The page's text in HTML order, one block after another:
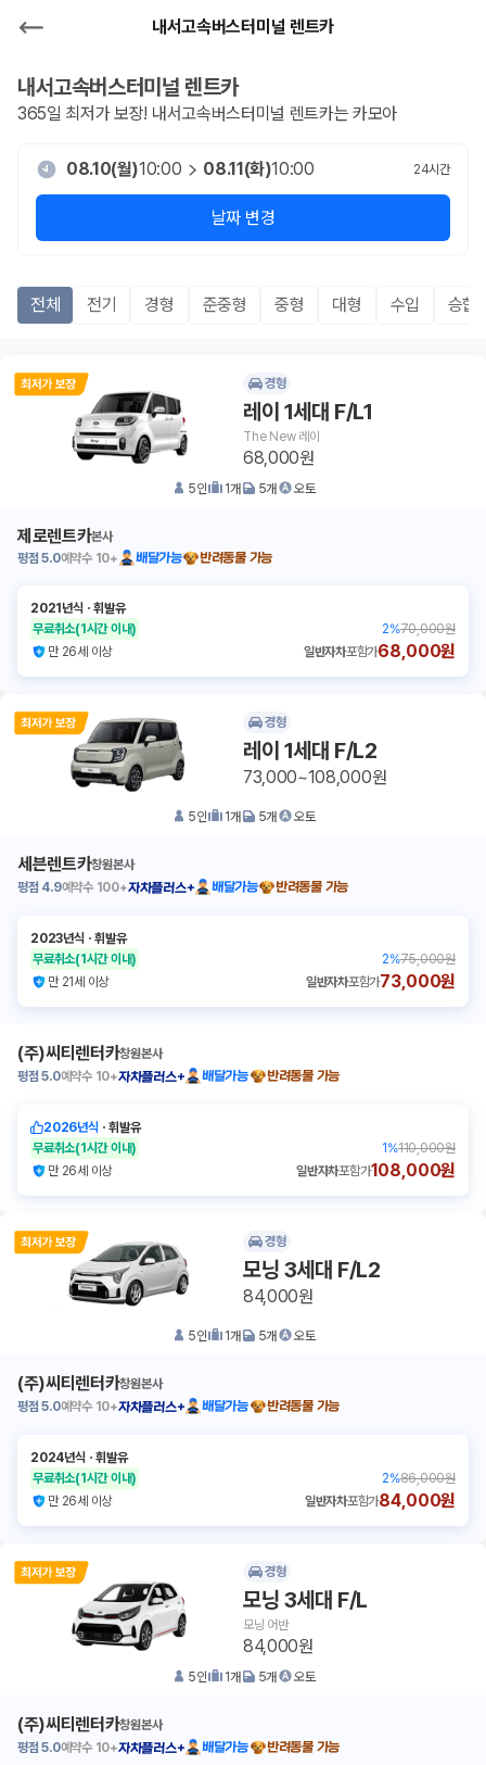
내서고속버스터미널 렌트카
내서고속버스터미널 렌트카
365일 최저가 보장! 내서고속버스터미널 렌트카는 카모아
08.10(월)10:00 08.11(화)10:00 24시간
날짜 변경
전체 전기 경형 준중형 중형 대형 수입 승합
경형
레이 1세대 F/L1
The New 레이
68,000원
5인 1개 5개 오토
제로렌트카본사
평점 5.0예약수 10+ 배달가능 반려동물 가능
2021년식 ㆍ휘발유
무료취소(1시간 이내) 2%70,000원
만 26세 이상
일반자차포함가68,000원
경형
레이 1세대 F/L2
73,000~108,000원
5인 1개 5개 오토
세븐렌트카창원본사
평점 4.9예약수 100+자차플러스+ 배달가능 반려동물 가능
2023년식 ㆍ휘발유
무료취소(1시간 이내) 2%75,000원
만 21세 이상
일반자차포함가73,000원
(주)씨티렌터카창원본사
평점 5.0예약수 10+자차플러스+ 배달가능 반려동물 가능
2026년식 ㆍ휘발유
무료취소(1시간 이내) 1 %110,000원
만 26세 이상
일반자차포함가108,000원
경형
모닝 3세대 F/L2
84,000원
5인 1개 5개 오토
(주)씨티렌터카창원본사
평점 5.0예약수 10+자차플러스+ 배달가능 반려동물 가능
2024년식 ㆍ휘발유
무료취소(1시간 이내) 2%86,000원
만 26세 이상
일반자차포함가84,000원
경형
모닝 3세대 F/L
모닝 어반
84,000원
5인 1개 5개 오토
(주)씨티렌터카창원본사
평점 5.0예약수 10+자차플러스+ 배달가능 반려동물 가능